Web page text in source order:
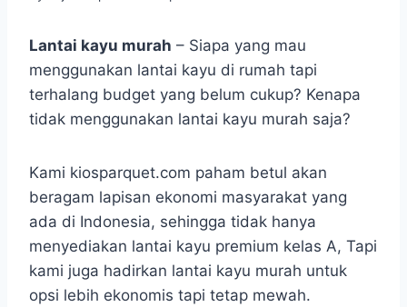
Lantai kayu murah – Siapa yang mau
menggunakan lantai kayu di rumah tapi
terhalang budget yang belum cukup? Kenapa
tidak menggunakan lantai kayu murah saja?
Kami kiosparquet.com paham betul akan
beragam lapisan ekonomi masyarakat yang
ada di Indonesia, sehingga tidak hanya
menyediakan lantai kayu premium kelas A, Tapi
kami juga hadirkan lantai kayu murah untuk
opsi lebih ekonomis tapi tetap mewah.